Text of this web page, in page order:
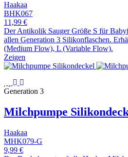
Haakaa
BHK067
11,99 €
Der Antikolik Sauger Größe S für
allen Generation 3 Silikonflaschen.
(Medium Flow), L (Variable Flow).
Zeigen
Generation 3
Milchpumpe
Haakaa
MHK079-G
9,99 €